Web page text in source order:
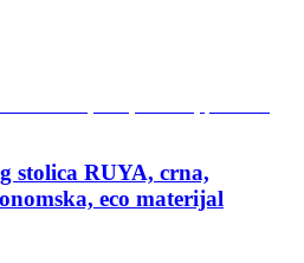
stolica RUYA, crna,
eco materijal